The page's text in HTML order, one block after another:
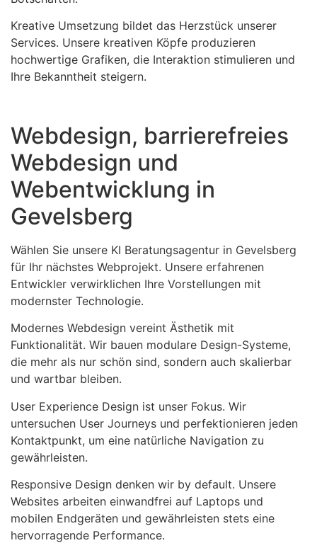
Kreative Umsetzung bildet das Herzstück unserer
Services. Unsere kreativen Köpfe produzieren
hochwertige Grafiken, die Interaktion stimulieren und
Ihre Bekanntheit steigern.
Webdesign, barrierefreies
Webdesign und
Webentwicklung in
Gevelsberg
Wählen Sie unsere KI Beratungsagentur in Gevelsberg
für Ihr nächstes Webprojekt. Unsere erfahrenen
Entwickler verwirklichen Ihre Vorstellungen mit
modernster Technologie.
Modernes Webdesign vereint Ästhetik mit
Funktionalität. Wir bauen modulare Design-Systeme,
die mehr als nur schön sind, sondern auch skalierbar
und wartbar bleiben.
User Experience Design ist unser Fokus. Wir
untersuchen User Journeys und perfektionieren jeden
Kontaktpunkt, um eine natürliche Navigation zu
gewährleisten.
Responsive Design denken wir by default. Unsere
Websites arbeiten einwandfrei auf Laptops und
mobilen Endgeräten und gewährleisten stets eine
hervorragende Performance.